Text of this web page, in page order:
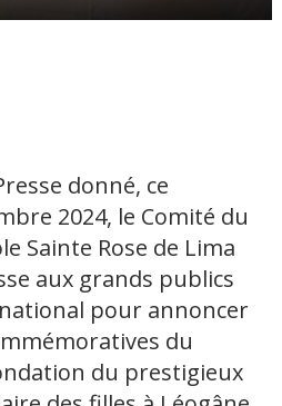
donné, ce
2024, le Comité du
Sainte Rose de Lima
aux grands publics
pour annoncer
du
du prestigieux